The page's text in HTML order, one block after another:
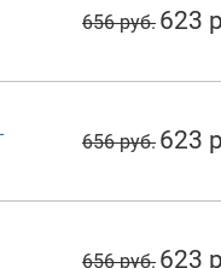
656 руб. 623
656 руб. 623
656 руб. 623